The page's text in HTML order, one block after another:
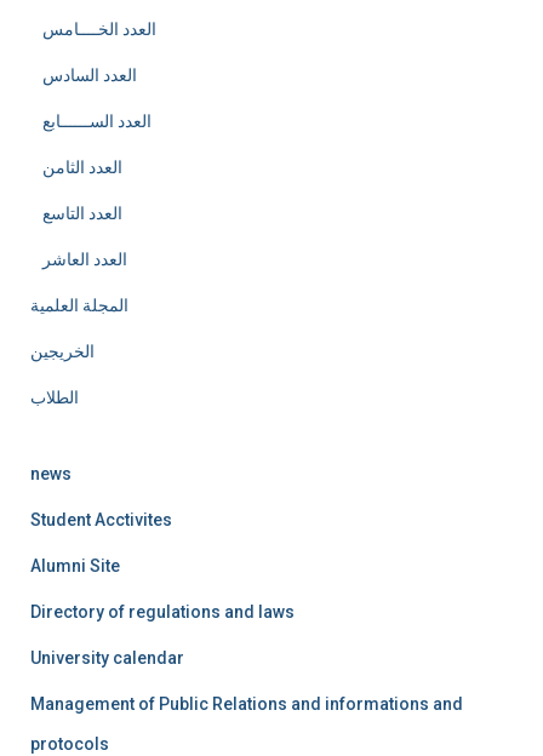
العدد الخــــامس
العدد السادس
العدد الســــــابع
العدد الثامن
العدد التاسع
العدد العاشر
المجلة العلمية
الخريجين
الطلاب
news
Student Acctivites
Alumni Site
Directory of regulations and laws
University calendar
Management of Public Relations and informations and
protocols